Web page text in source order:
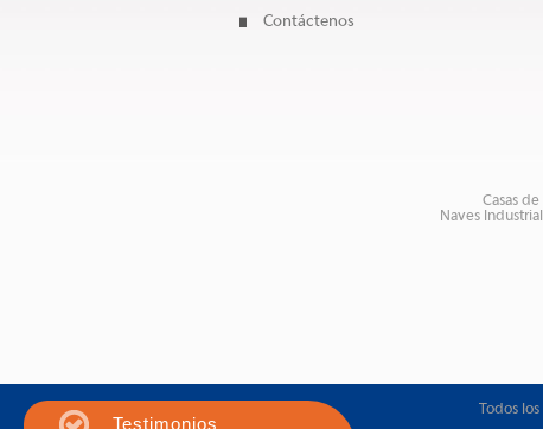
Contáctenos
Casas
Naves
Todos
Testimonios